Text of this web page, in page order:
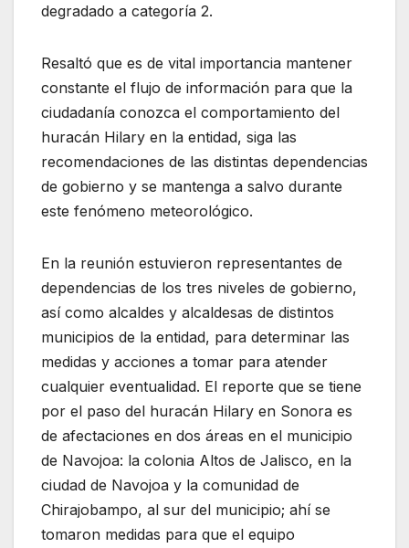
degradado a categoría 2.
Resaltó que es de vital importancia mantener
constante el flujo de información para que la
ciudadanía conozca el comportamiento del
huracán Hilary en la entidad, siga las
recomendaciones de las distintas dependencias
de gobierno y se mantenga a salvo durante
este fenómeno meteorológico.
En la reunión estuvieron representantes de
dependencias de los tres niveles de gobierno,
así como alcaldes y alcaldesas de distintos
municipios de la entidad, para determinar las
medidas y acciones a tomar para atender
cualquier eventualidad. El reporte que se tiene
por el paso del huracán Hilary en Sonora es
de afectaciones en dos áreas en el municipio
de Navojoa: la colonia Altos de Jalisco, en la
ciudad de Navojoa y la comunidad de
Chirajobampo, al sur del municipio; ahí se
tomaron medidas para que el equipo